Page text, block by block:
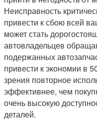
Неисправность
привести к сбою всей
может стать
автовладельцев
подержанных
привести к экономии в
зрения повторное
эффективнее, чем
очень высокую
деталей.